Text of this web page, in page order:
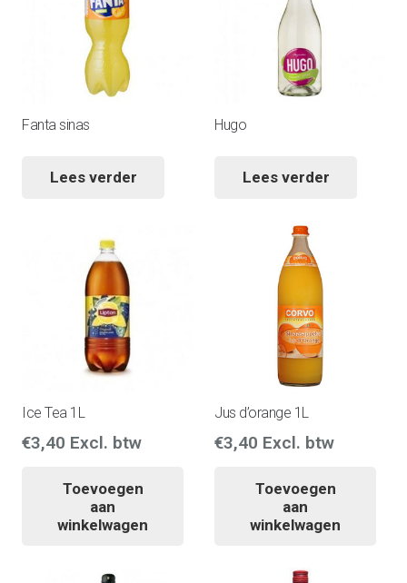
Fanta sinas
Lees verder
Hugo
Lees verder
Ice Tea 1L
€3,40 Excl. btw
Toevoegen
aan
winkelwagen
Jus d’orange 1L
€3,40 Excl. btw
Toevoegen
aan
winkelwagen